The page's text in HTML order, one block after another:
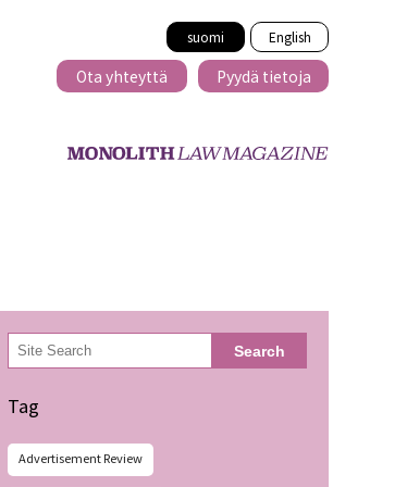
suomi English
Ota yhteyttä Pyydä tietoja
検
索 Search
Tag
Advertisement Review